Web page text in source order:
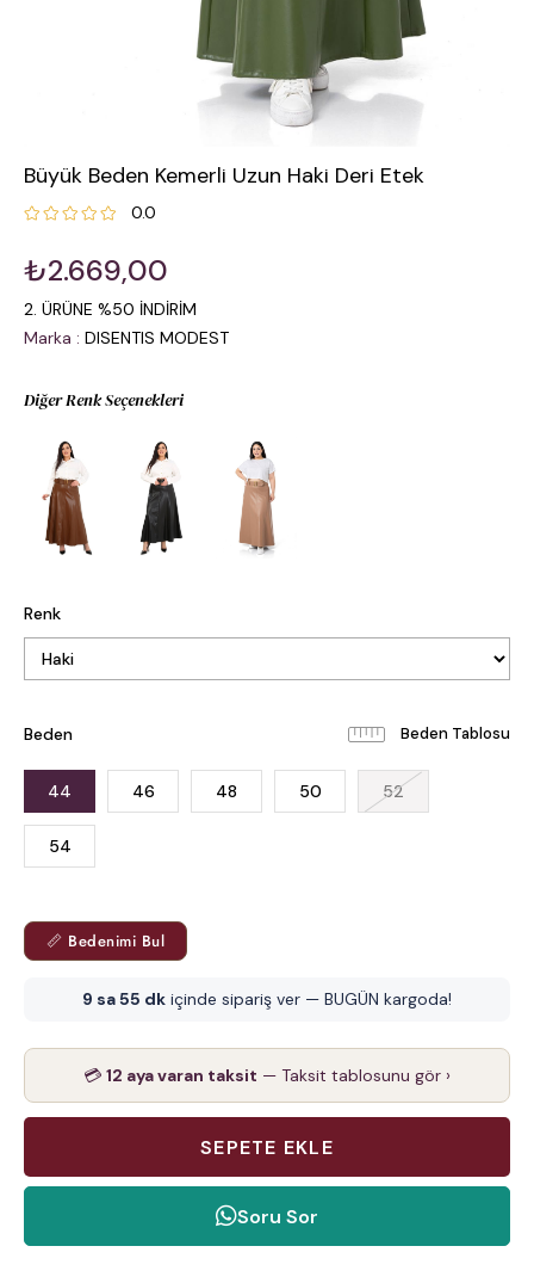
Büyük Beden Kemerli Uzun Haki Deri Etek
0.0
₺2.669,00
2. ÜRÜNE %50 İNDİRİM
Marka : DISENTIS MODEST
Diğer Renk Seçenekleri
Renk
Beden Beden Tablosu
44 46 48 50 52
54
📏 Bedenimi Bul
9 sa 55 dk içinde sipariş ver — BUGÜN kargoda!
💳 12 aya varan taksit — Taksit tablosunu gör ›
Soru Sor